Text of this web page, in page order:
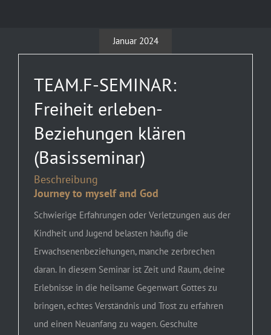
Januar 2024
TEAM.F-SEMINAR:
Freiheit erleben-
Beziehungen klären
(Basisseminar)
Beschreibung
Journey to myself and God
Schwierige Erfahrungen oder Verletzungen aus der
Kindheit und Jugend belasten häufig die
Erwachsenenbeziehungen, manche zerbrechen
daran. In diesem Seminar ist Zeit und Raum, deine
Erlebnisse in die heilsame Gegenwart Gottes zu
bringen, echtes Verständnis und Trost zu erfahren
und einen Neuanfang zu wagen. Geschulte